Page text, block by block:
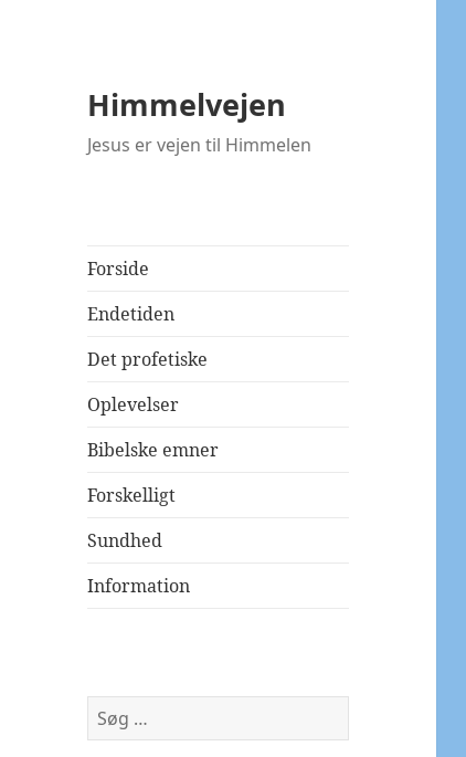
Himmelvejen
Jesus er vejen til Himmelen
Forside
Endetiden
Det profetiske
Oplevelser
Bibelske emner
Forskelligt
Sundhed
Information
Søg
efter: